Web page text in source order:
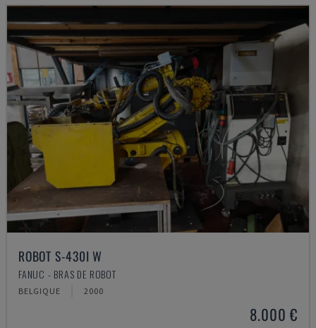
ROBOT S-430I W
FANUC - BRAS DE ROBOT
BELGIQUE 2000
8.000 €